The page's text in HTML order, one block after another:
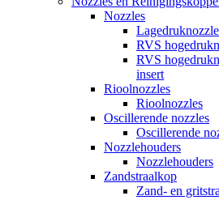
Nozzles
RVS
RVS
insert
Rioolnozzles
Rioolnozzles
Oscillerende nozzles
Oscillerende
Nozzlehouders
Nozzlehouders
Zandstraalkop
Zand- en